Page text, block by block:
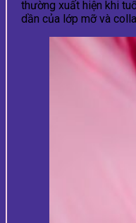
thường xuất hiện khi
dần của lớp mỡ và